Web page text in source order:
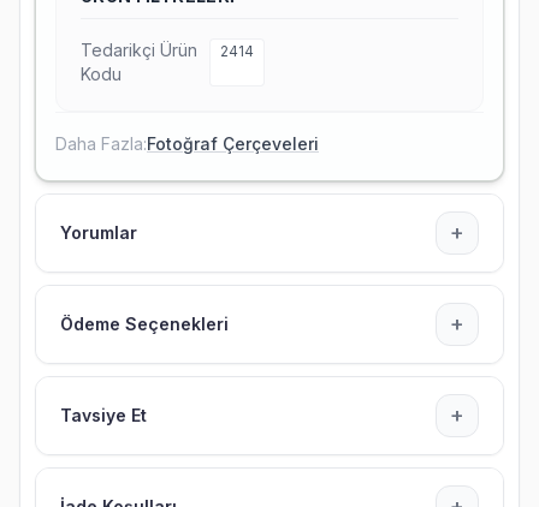
Tedarikçi Ürün
Kodu
2414
Daha Fazla:Fotoğraf Çerçeveleri
Yorumlar +
Ödeme Seçenekleri +
Tavsiye Et +